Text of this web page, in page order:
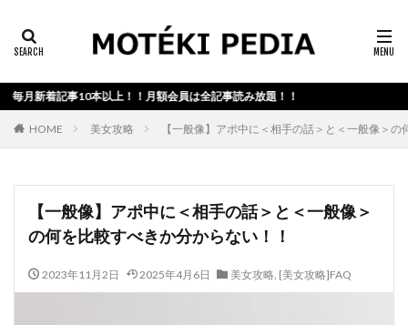
新着記事10本以上！！月額会員は全記事読み放題！！
HOME 美女攻略 【一般像】アポ中に＜相手の話＞と＜一般像＞
【一般像】アポ中に＜相手の話＞と＜一般像＞
の何を比較すべきか分からない！！
2023年11月2日 2025年4月6日 美女攻略, [美女攻略]FAQ